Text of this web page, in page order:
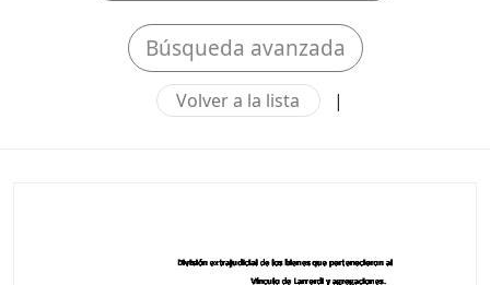
Búsqueda avanzada
Volver a la lista |